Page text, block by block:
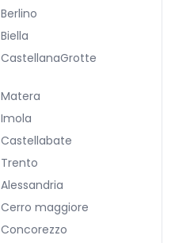
Berlino
Biella
CastellanaGrotte
Matera
Imola
Castellabate
Trento
Alessandria
Cerro maggiore
Concorezzo